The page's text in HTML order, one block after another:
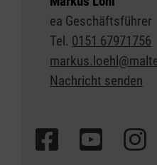
ea Geschäftsführer
Tel. 0151 67971756
Nachricht senden